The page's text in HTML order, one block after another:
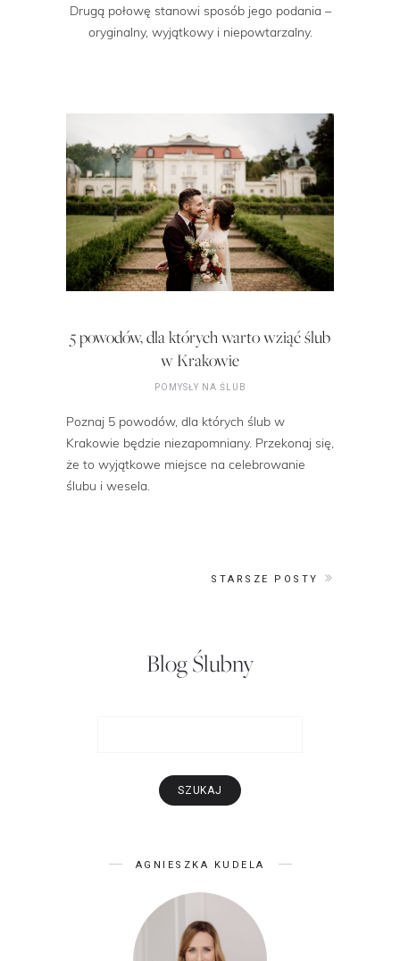
Drugą połowę stanowi sposób jego podania –
oryginalny, wyjątkowy i niepowtarzalny.
5 powodów, dla których warto wziąć ślub
w Krakowie
POMYSŁY NA ŚLUB
Poznaj 5 powodów, dla których ślub w
Krakowie będzie niezapomniany. Przekonaj się,
że to wyjątkowe miejsce na celebrowanie
ślubu i wesela.
STARSZE POSTY
Blog Ślubny
AGNIESZKA KUDELA